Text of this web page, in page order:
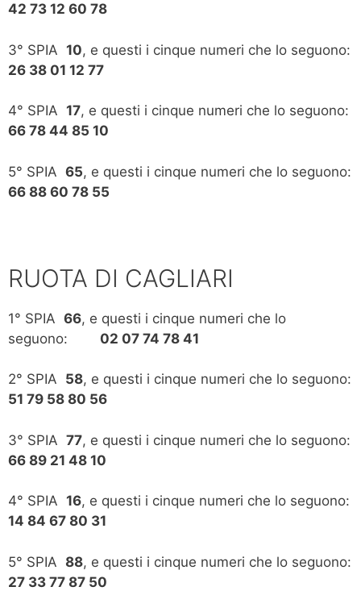
42 73 12 60 78
3° SPIA 10, e questi i cinque numeri che lo seguono:
26 38 01 12 77
4° SPIA 17, e questi i cinque numeri che lo seguono:
66 78 44 85 10
5° SPIA 65, e questi i cinque numeri che lo seguono:
66 88 60 78 55
RUOTA DI CAGLIARI
1° SPIA 66, e questi i cinque numeri che lo
seguono: 02 07 74 78 41
2° SPIA 58, e questi i cinque numeri che lo seguono:
51 79 58 80 56
3° SPIA 77, e questi i cinque numeri che lo seguono:
66 89 21 48 10
4° SPIA 16, e questi i cinque numeri che lo seguono:
14 84 67 80 31
5° SPIA 88, e questi i cinque numeri che lo seguono:
27 33 77 87 50